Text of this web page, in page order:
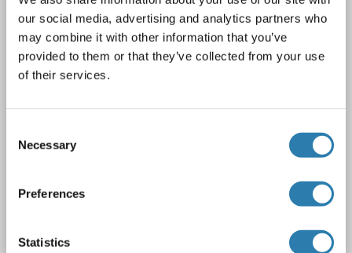
our social media, advertising and analytics partners who
may combine it with other information that you’ve
provided to them or that they’ve collected from your use
of their services.
Selection
Necessary
Preferences
Statistics
Produktnummer ABIN2783987